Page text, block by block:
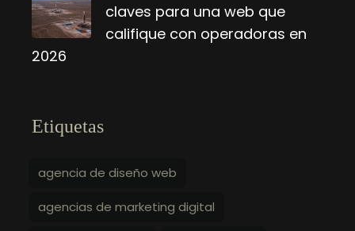
claves para una web que
califique con operadoras en
2026
Etiquetas
agencia de diseño web
agencias de marketing digital